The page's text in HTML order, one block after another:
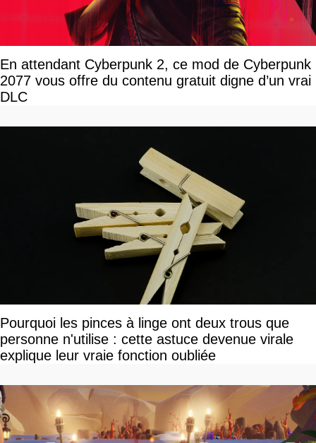
En attendant Cyberpunk 2, ce mod de Cyberpunk
2077 vous offre du contenu gratuit digne d’un vrai
DLC
Pourquoi les pinces à linge ont deux trous que
personne n'utilise : cette astuce devenue virale
explique leur vraie fonction oubliée